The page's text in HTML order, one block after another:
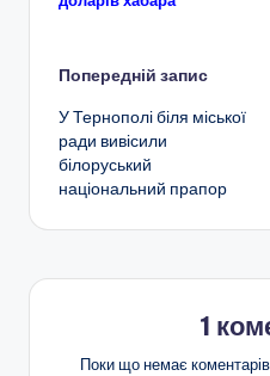
Навігація
по
запису
Попередній запис
У Тернополі біля міської
ради вивісили
білоруський
національний прапор
1
Поки що немає